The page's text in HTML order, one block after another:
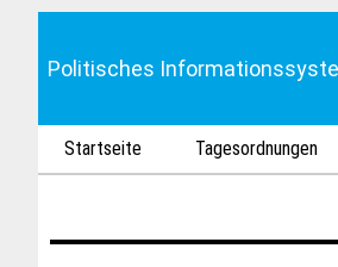
Politisches
Startseite Tagesordnungen